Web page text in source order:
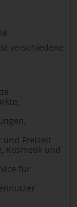
verschiedene
und Freizeit
Kosmetik und
für